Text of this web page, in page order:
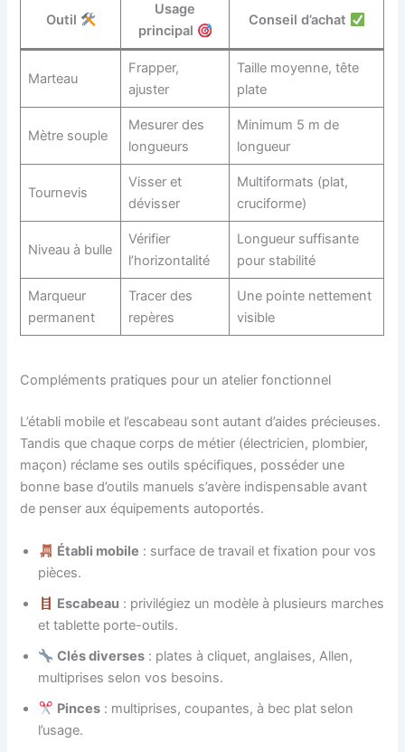
Outil
Usage
principal
Conseil d’achat
Marteau
Frapper,
ajuster
Taille moyenne, tête
plate
Mètre souple
Mesurer des
longueurs
Minimum 5 m de
longueur
Tournevis
Visser et
dévisser
Multiformats (plat,
cruciforme)
Niveau à bulle
Vérifier
l’horizontalité
Longueur suffisante
pour stabilité
Marqueur
permanent
Tracer des
repères
Une pointe nettement
visible
Compléments pratiques pour un atelier fonctionnel
L’établi mobile et l’escabeau sont autant d’aides précieuses.
Tandis que chaque corps de métier (électricien, plombier,
maçon) réclame ses outils spécifiques, posséder une
bonne base d’outils manuels s’avère indispensable avant
de penser aux équipements autoportés.
Établi mobile : surface de travail et fixation pour vos
pièces.
Escabeau : privilégiez un modèle à plusieurs marches
et tablette porte-outils.
Clés diverses : plates à cliquet, anglaises, Allen,
multiprises selon vos besoins.
Pinces : multiprises, coupantes, à bec plat selon
l’usage.